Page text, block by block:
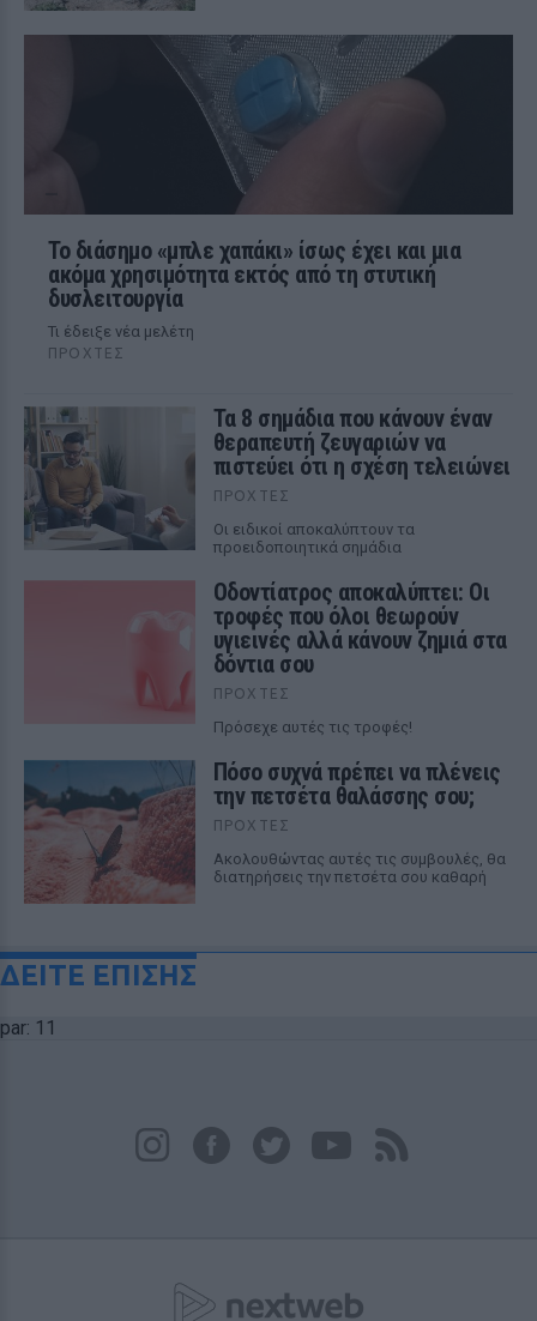
Το διάσημο «μπλε χαπάκι» ίσως έχει και μια
ακόμα χρησιμότητα εκτός από τη στυτική
δυσλειτουργία
Τι έδειξε νέα μελέτη
ΠΡΟΧΤΈΣ
Τα 8 σημάδια που κάνουν έναν
θεραπευτή ζευγαριών να
πιστεύει ότι η σχέση τελειώνει
ΠΡΟΧΤΈΣ
Οι ειδικοί αποκαλύπτουν τα
προειδοποιητικά σημάδια
Οδοντίατρος αποκαλύπτει: Οι
τροφές που όλοι θεωρούν
υγιεινές αλλά κάνουν ζημιά στα
δόντια σου
ΠΡΟΧΤΈΣ
Πρόσεχε αυτές τις τροφές!
Πόσο συχνά πρέπει να πλένεις
την πετσέτα θαλάσσης σου;
ΠΡΟΧΤΈΣ
Ακολουθώντας αυτές τις συμβουλές, θα
διατηρήσεις την πετσέτα σου καθαρή
ΔΕΙΤΕ ΕΠΙΣΗΣ
par: 11